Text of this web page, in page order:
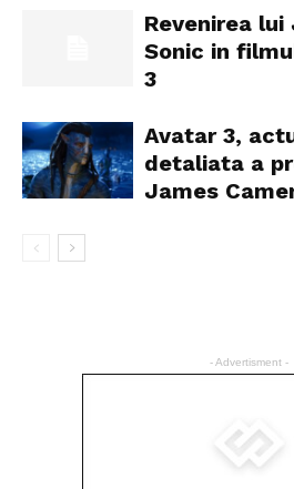
Revenirea lui
Sonic in
3
Avatar 3,
detaliata a
James
- Advertisment -